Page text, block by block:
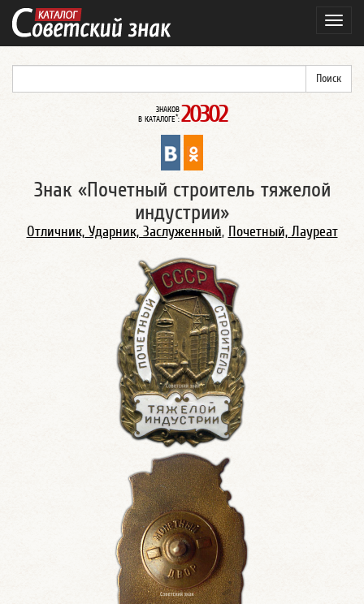
ЗНАКОВ
В КАТАЛОГЕ*: 20302
Знак «Почетный строитель тяжелой
индустрии»
Отличник, Ударник, Заслуженный, Почетный, Лауреат